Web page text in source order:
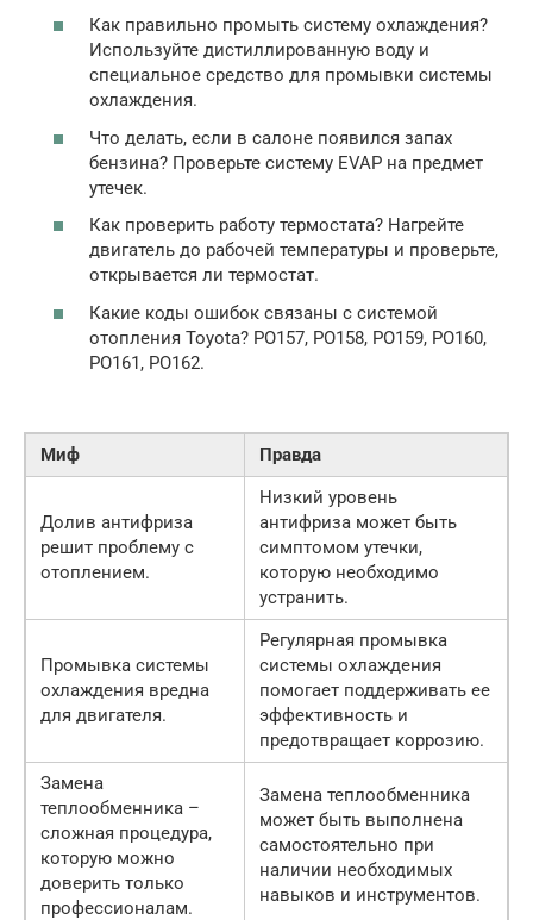
Как правильно промыть систему охлаждения?
Используйте дистиллированную воду и
специальное средство для промывки системы
охлаждения.
Что делать, если в салоне появился запах
бензина? Проверьте систему EVAP на предмет
утечек.
Как проверить работу термостата? Нагрейте
двигатель до рабочей температуры и проверьте,
открывается ли термостат.
Какие коды ошибок связаны с системой
отопления Toyota? PO157, PO158, PO159, PO160,
PO161, PO162.
Миф Правда
Долив антифриза
решит проблему с
отоплением.
Низкий уровень
антифриза может быть
симптомом утечки,
которую необходимо
устранить.
Промывка системы
охлаждения вредна
для двигателя.
Регулярная промывка
системы охлаждения
помогает поддерживать ее
эффективность и
предотвращает коррозию.
Замена
теплообменника –
сложная процедура,
которую можно
доверить только
профессионалам.
Замена теплообменника
может быть выполнена
самостоятельно при
наличии необходимых
навыков и инструментов.